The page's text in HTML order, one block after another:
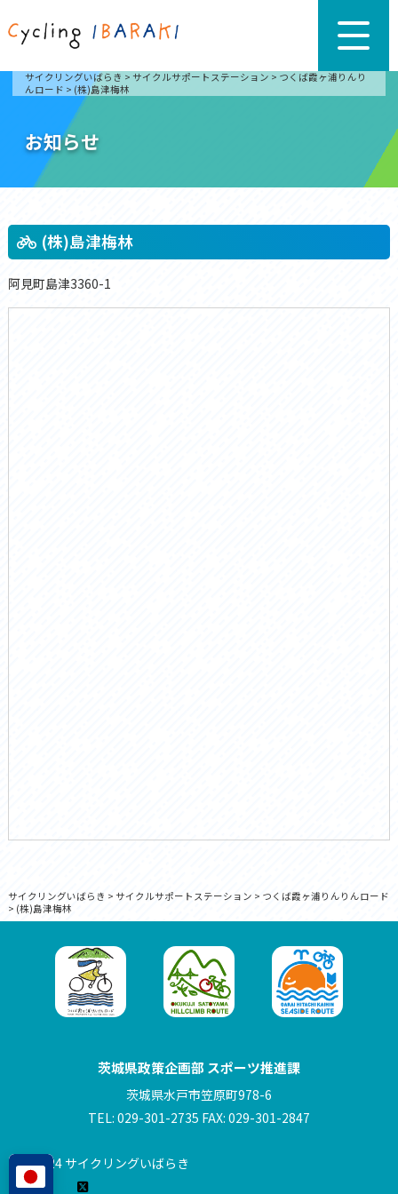
サイクリングいばらき > サイクルサポートステーション > つくば霞ヶ浦りんり
んロード > (株)島津梅林
お知らせ
(株)島津梅林
阿見町島津3360-1
サイクリングいばらき > サイクルサポートステーション > つくば霞ヶ浦りんりんロード
> (株)島津梅林
茨城県政策企画部 スポーツ推進課
茨城県水戸市笠原町978-6
TEL: 029-301-2735 FAX: 029-301-2847
© 2024 サイクリングいばらき